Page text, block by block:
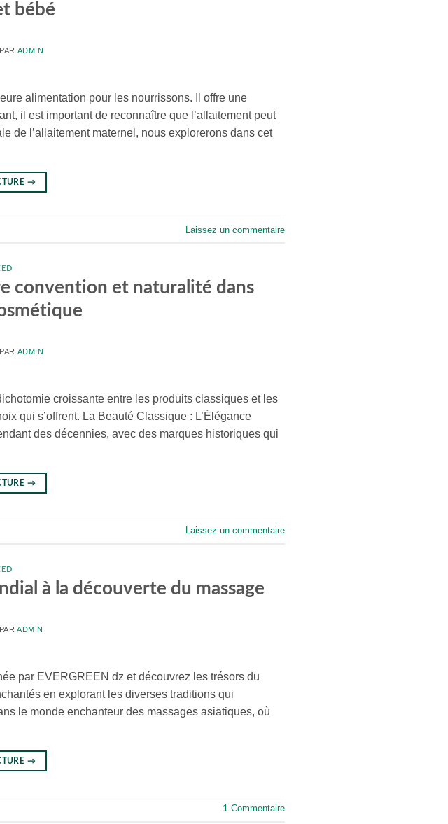
bébé
PAR ADMIN
alimentation pour les nourrissons. Il offre une
il est important de reconnaître que l’allaitement peut
de l’allaitement maternel, nous explorerons dans cet
→
Laissez un commentaire
convention et naturalité dans
PAR ADMIN
croissante entre les produits classiques et les
qui s’offrent. La Beauté Classique : L’Élégance
des décennies, avec des marques historiques qui
→
Laissez un commentaire
à la découverte du massage
PARADMIN
par EVERGREEN dz et découvrez les trésors du
en explorant les diverses traditions qui
le monde enchanteur des massages asiatiques, où
→
1 Commentaire